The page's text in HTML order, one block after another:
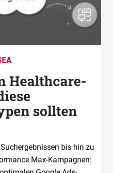
Healthcare-
sollten
bis hin zu
Max-Kampagnen: